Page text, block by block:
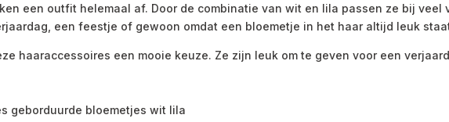
een outfit helemaal af. Door de combinatie van wit en lila passen ze bij
een feestje of gewoon omdat een bloemetje in het haar altijd leuk
haaraccessoires een mooie keuze. Ze zijn leuk om te geven voor een
geborduurde bloemetjes wit lila